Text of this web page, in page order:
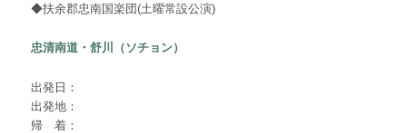
◆扶余郡忠南国楽団(土曜常設公演)
忠清南道・舒川（ソチョン）
出発日：
出発地：
帰 着：